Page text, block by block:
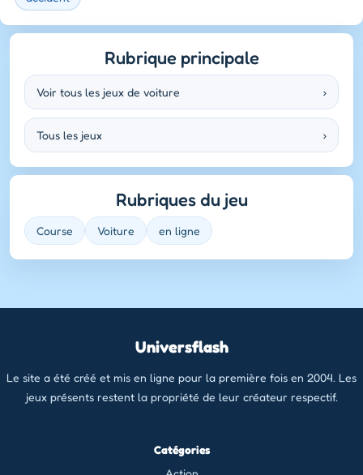
Rubrique principale
Voir tous les jeux de voiture ›
Tous les jeux ›
Rubriques du jeu
Course Voiture en ligne
Universflash
Le site a été créé et mis en ligne pour la première fois en 2004. Les
jeux présents restent la propriété de leur créateur respectif.
Catégories